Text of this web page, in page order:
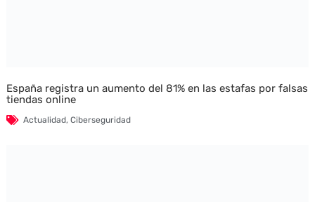
España registra un aumento del 81% en las estafas por falsas
tiendas online
Actualidad, Ciberseguridad